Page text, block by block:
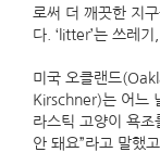
로써 더 깨끗한 지
다. ‘litter’는 쓰레
미국 오클랜드
Kirschner)는 어느
라스틱 고양이 욕조
안 돼요”라고 말했